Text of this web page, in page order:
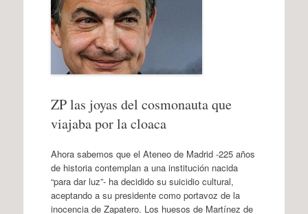
ZP las joyas del cosmonauta que
viajaba por la cloaca
Ahora sabemos que el Ateneo de Madrid -225 años
de historia contemplan a una institución nacida
“para dar luz”- ha decidido su suicidio cultural,
aceptando a su presidente como portavoz de la
inocencia de Zapatero. Los huesos de Martínez de